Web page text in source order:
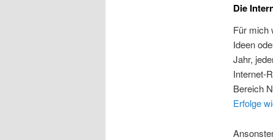
Die
Für mich
Ideen
Jahr,
Internet-
Bereich
Erfolge